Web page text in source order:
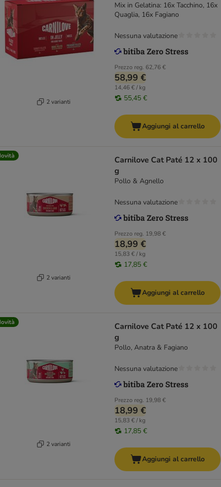
2 varianti
Mix in Gelatina: 16x Tacchino, 16x
Quaglia, 16x Fagiano
Prezzo reg. 62,76 €
58,99 €
14,46 € / kg
55,45 €
Nessuna valutazione
Aggiungi al carrello
2 varianti
Carnilove Cat Paté 12 x 100
g
Pollo & Agnello
Prezzo reg. 19,98 €
18,99 €
15,83 € / kg
17,85 €
Nessuna valutazione
Aggiungi al carrello
2 varianti
Carnilove Cat Paté 12 x 100
g
Pollo, Anatra & Fagiano
Prezzo reg. 19,98 €
18,99 €
15,83 € / kg
17,85 €
Nessuna valutazione
Aggiungi al carrello